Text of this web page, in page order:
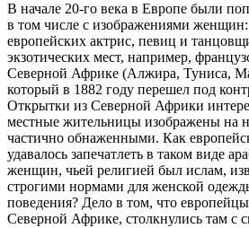
В начале 20-го века в Европе были
в том числе с изображениями
европейских актрис, певиц и
экзотических мест, например,
Северной Африке (Алжира, Туниса,
который в 1882 году перешел под
Открытки из Северной Африки
местные жительницы изображены на
частично обнаженными. Как
удавалось запечатлеть в таком виде
женщин, чьей религией был ислам,
строгими нормами для женской
поведения? Дело в том, что
Северной Африке, столкнулись там с